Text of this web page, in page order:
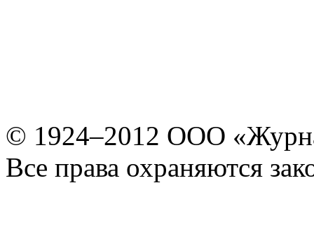
© 1924–2012 ООО
Все права охраняются